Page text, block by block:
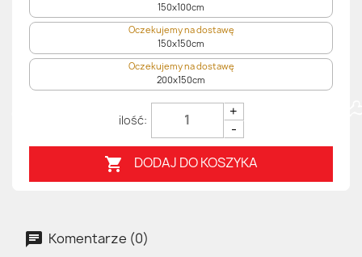
150x100cm
Oczekujemy na dostawę
150x150cm
Oczekujemy na dostawę
200x150cm
+
-
 DODAJ DO KOSZYKA
Komentarze (0)